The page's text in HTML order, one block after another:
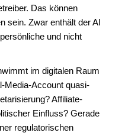
Das können
sein. Zwar enthält der AI
und nicht
im digitalen Raum
Media-Account quasi-
Affiliate-
Einfluss? Gerade
regulatorischen